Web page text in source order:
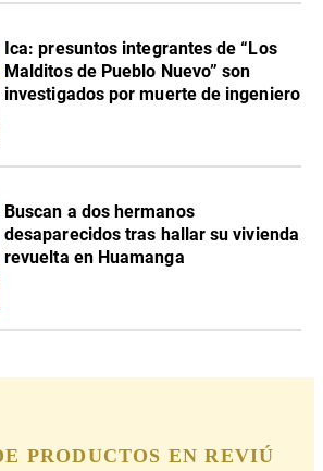
Ica: presuntos integrantes de “Los
Malditos de Pueblo Nuevo” son
investigados por muerte de ingeniero
Buscan a dos hermanos
desaparecidos tras hallar su vivienda
revuelta en Huamanga